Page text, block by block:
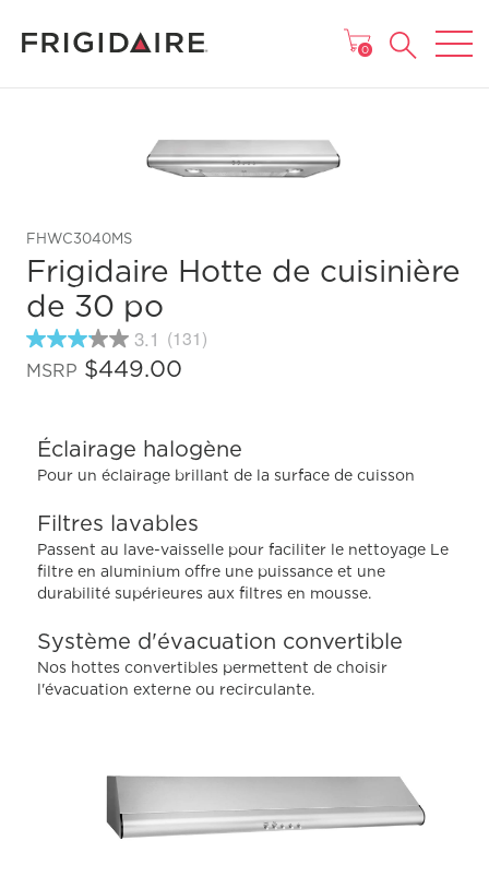
MENU
0
FHWC3040MS
Frigidaire Hotte de cuisinière
de 30 po
3.1
étoiles
sur
valeur
de
note
moyenne.
131
Lien
vers
la
3.1 (131)
MSRP $449.00
Éclairage halogène
Pour un éclairage brillant de la surface de cuisson
Filtres lavables
Passent au lave-vaisselle pour faciliter le nettoyage Le
filtre en aluminium offre une puissance et une
durabilité supérieures aux filtres en mousse.
Système d'évacuation convertible
Nos hottes convertibles permettent de choisir
l'évacuation externe ou recirculante.